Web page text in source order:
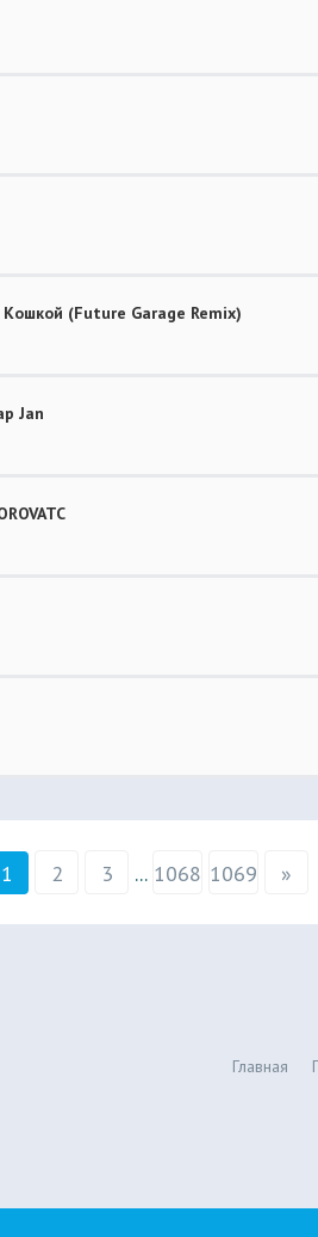
(Future Garage Remix)
Jan
1 2 3 ... 1068 1069 »
Главная